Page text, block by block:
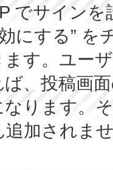
でサイン
にする”
す。ユー
ば、投稿画
ります。
加されま